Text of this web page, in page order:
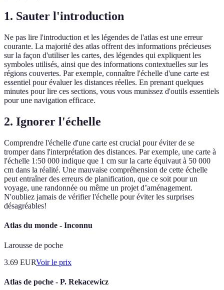
1. Sauter l'introduction
Ne pas lire l'introduction et les légendes de l'atlas est une erreur
courante. La majorité des atlas offrent des informations précieuses
sur la façon d'utiliser les cartes, des légendes qui expliquent les
symboles utilisés, ainsi que des informations contextuelles sur les
régions couvertes. Par exemple, connaître l'échelle d'une carte est
essentiel pour évaluer les distances réelles. En prenant quelques
minutes pour lire ces sections, vous vous munissez d'outils essentiels
pour une navigation efficace.
2. Ignorer l'échelle
Comprendre l'échelle d'une carte est crucial pour éviter de se
tromper dans l'interprétation des distances. Par exemple, une carte à
l'échelle 1:50 000 indique que 1 cm sur la carte équivaut à 50 000
cm dans la réalité. Une mauvaise compréhension de cette échelle
peut entraîner des erreurs de planification, que ce soit pour un
voyage, une randonnée ou même un projet d’aménagement.
N'oubliez jamais de vérifier l'échelle pour éviter les surprises
désagréables!
Atlas du monde - Inconnu
Larousse de poche
3.69 EURVoir le prix
Atlas de poche - P. Rekacewicz